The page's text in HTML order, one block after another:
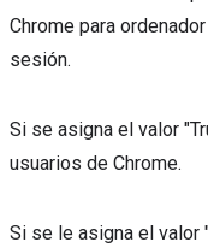
Chrome para
sesión.
Si se asigna el valor
usuarios de Chrome.
Si se le asigna el valor